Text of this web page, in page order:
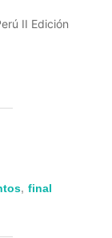
II Edición
, final